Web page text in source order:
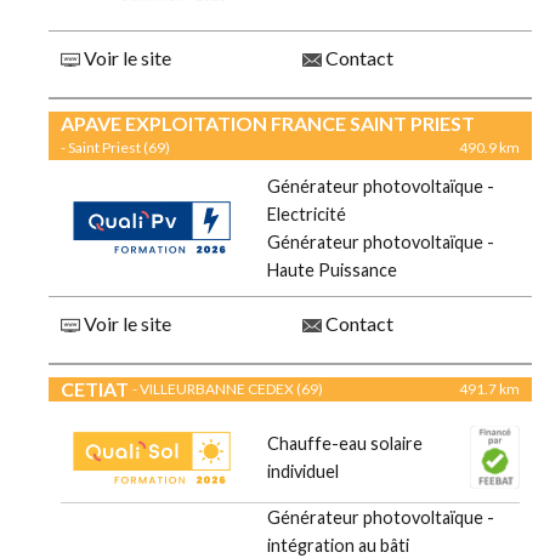
Voir le site Contact
APAVE EXPLOITATION FRANCE SAINT PRIEST
- Saint Priest (69) 490.9 km
Générateur photovoltaïque -
Electricité
Générateur photovoltaïque -
Haute Puissance
Voir le site Contact
CETIAT - VILLEURBANNE CEDEX (69) 491.7 km
Chauffe-eau solaire
individuel
Générateur photovoltaïque -
intégration au bâti